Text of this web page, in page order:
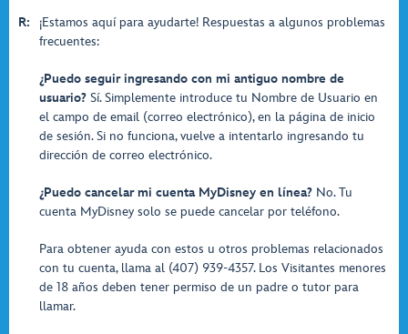
R:
¡Estamos aquí para ayudarte! Respuestas a algunos problemas
frecuentes:
¿Puedo seguir ingresando con mi antiguo nombre de
usuario? Sí. Simplemente introduce tu Nombre de Usuario en
el campo de email (correo electrónico), en la página de inicio
de sesión. Si no funciona, vuelve a intentarlo ingresando tu
dirección de correo electrónico.
¿Puedo cancelar mi cuenta MyDisney en línea? No. Tu
cuenta MyDisney solo se puede cancelar por teléfono.
Para obtener ayuda con estos u otros problemas relacionados
con tu cuenta, llama al (407) 939-4357. Los Visitantes menores
de 18 años deben tener permiso de un padre o tutor para
llamar.